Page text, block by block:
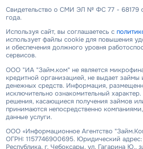
Свидетельство о СМИ ЭЛ № ФС 77 - 68179
года.
Используя сайт, вы соглашаетесь с
использует файлы cookie для повышения
и обеспечения должного уровня
сервисов.
ООО "ИА "Займ.ком" не является
кредитной организацией, не выдает займы
денежных средств. Информация,
исключительно ознакомительный
решения, касающиеся получения займов
принимаются непосредственно
данные услуги.
ООО «Информационное Агентство
ОГРН: 1157746900695. Юридический
Республика, г. Чебоксары, ул. Гагарина Ю.,